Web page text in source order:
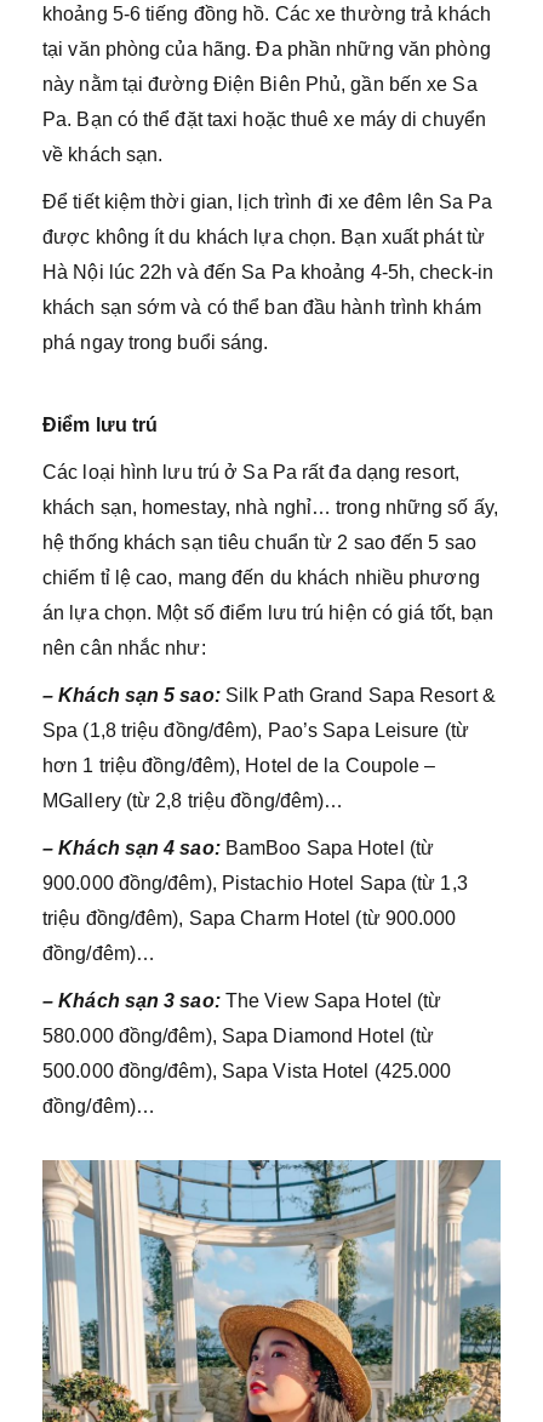
khoảng 5-6 tiếng đồng hồ. Các xe thường trả khách
tại văn phòng của hãng. Đa phần những văn phòng
này nằm tại đường Điện Biên Phủ, gần bến xe Sa
Pa. Bạn có thể đặt taxi hoặc thuê xe máy di chuyển
về khách sạn.
Để tiết kiệm thời gian, lịch trình đi xe đêm lên Sa Pa
được không ít du khách lựa chọn. Bạn xuất phát từ
Hà Nội lúc 22h và đến Sa Pa khoảng 4-5h, check-in
khách sạn sớm và có thể ban đầu hành trình khám
phá ngay trong buổi sáng.
Điểm lưu trú
Các loại hình lưu trú ở Sa Pa rất đa dạng resort,
khách sạn, homestay, nhà nghỉ… trong những số ấy,
hệ thống khách sạn tiêu chuẩn từ 2 sao đến 5 sao
chiếm tỉ lệ cao, mang đến du khách nhiều phương
án lựa chọn. Một số điểm lưu trú hiện có giá tốt, bạn
nên cân nhắc như:
– Khách sạn 5 sao: Silk Path Grand Sapa Resort &
Spa (1,8 triệu đồng/đêm), Pao’s Sapa Leisure (từ
hơn 1 triệu đồng/đêm), Hotel de la Coupole –
MGallery (từ 2,8 triệu đồng/đêm)…
– Khách sạn 4 sao: BamBoo Sapa Hotel (từ
900.000 đồng/đêm), Pistachio Hotel Sapa (từ 1,3
triệu đồng/đêm), Sapa Charm Hotel (từ 900.000
đồng/đêm)…
– Khách sạn 3 sao: The View Sapa Hotel (từ
580.000 đồng/đêm), Sapa Diamond Hotel (từ
500.000 đồng/đêm), Sapa Vista Hotel (425.000
đồng/đêm)…